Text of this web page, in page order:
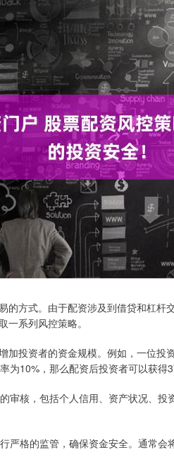
的方式。由于配资涉及到借贷和杠杆
系列风控策略。
加投资者的资金规模。例如，一位投
为10%，那么配资后投资者可以获得
审核，包括个人信用、资产状况、
严格的监管，确保资金安全。通常会